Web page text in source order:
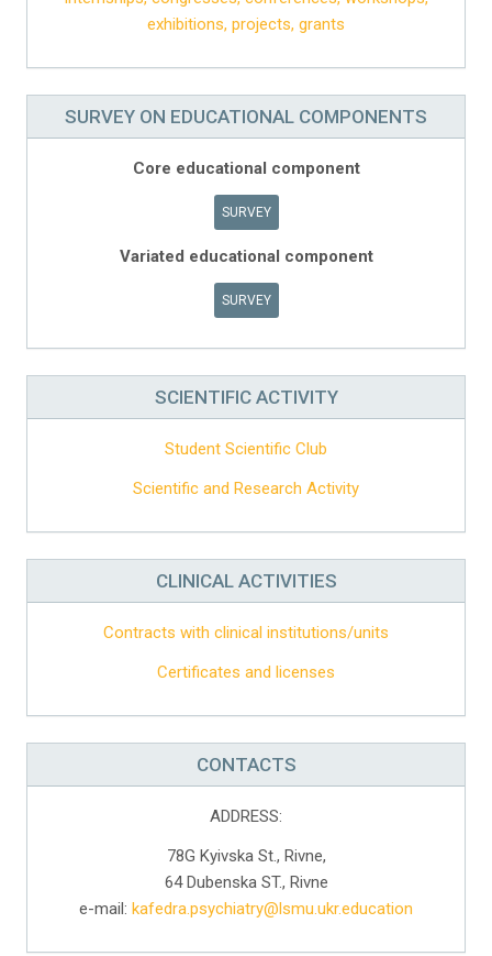
exhibitions, projects, grants
SURVEY ON EDUCATIONAL COMPONENTS
Core educational component
SURVEY
Variated educational component
SURVEY
SCIENTIFIC ACTIVITY
Student Scientific Club
Scientific and Research Activity
CLINICAL ACTIVITIES
Contracts with clinical institutions/units
Certificates and licenses
CONTACTS
ADDRESS:
78G Kyivska St., Rivne,
64 Dubenska ST., Rivne
e-mail: kafedra.psychiatry@lsmu.ukr.education